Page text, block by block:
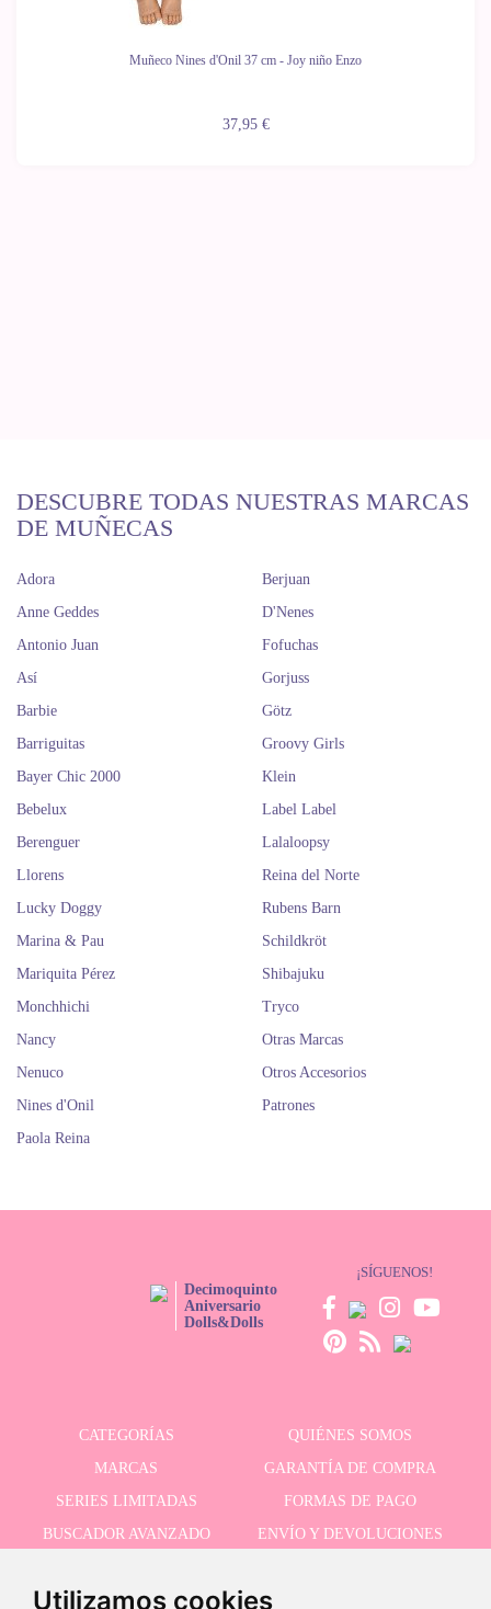
Utilizamos cookies
Muñeco Nines d'Onil 37 cm - Joy niño Enzo
37,95 €
DESCUBRE TODAS NUESTRAS MARCAS
DE MUÑECAS
Adora
Anne Geddes
Antonio Juan
Así
Barbie
Barriguitas
Bayer Chic 2000
Bebelux
Berenguer
Berjuan
D'Nenes
Fofuchas
Gorjuss
Götz
Groovy Girls
Klein
Label Label
Lalaloopsy
Llorens
Lucky Doggy
Marina & Pau
Mariquita Pérez
Monchhichi
Nancy
Nenuco
Nines d'Onil
Paola Reina
Reina del Norte
Rubens Barn
Schildkröt
Shibajuku
Tryco
Otras Marcas
Otros Accesorios
Patrones
Decimoquinto
Aniversario
Dolls&Dolls
¡SÍGUENOS!
CATEGORÍAS
QUIÉNES SOMOS
MARCAS
GARANTÍA DE COMPRA
SERIES LIMITADAS
FORMAS DE PAGO
BUSCADOR AVANZADO
ENVÍO Y DEVOLUCIONES